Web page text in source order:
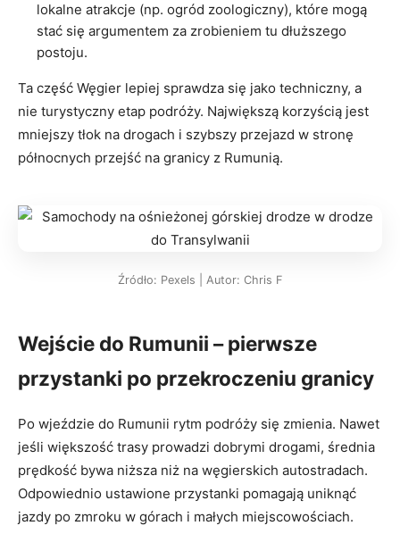
lokalne atrakcje (np. ogród zoologiczny), które mogą
stać się argumentem za zrobieniem tu dłuższego
postoju.
Ta część Węgier lepiej sprawdza się jako techniczny, a
nie turystyczny etap podróży. Największą korzyścią jest
mniejszy tłok na drogach i szybszy przejazd w stronę
północnych przejść na granicy z Rumunią.
Źródło: Pexels | Autor: Chris F
Wejście do Rumunii – pierwsze
przystanki po przekroczeniu granicy
Po wjeździe do Rumunii rytm podróży się zmienia. Nawet
jeśli większość trasy prowadzi dobrymi drogami, średnia
prędkość bywa niższa niż na węgierskich autostradach.
Odpowiednio ustawione przystanki pomagają uniknąć
jazdy po zmroku w górach i małych miejscowościach.